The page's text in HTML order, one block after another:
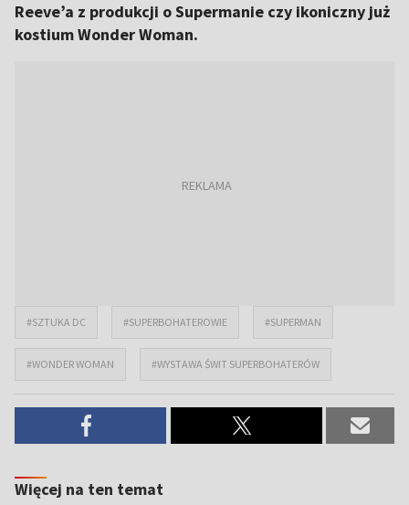
Reeve’a z produkcji o Supermanie czy ikoniczny już
kostium Wonder Woman.
#SZTUKA DC #SUPERBOHATEROWIE #SUPERMAN
#WONDER WOMAN #WYSTAWA ŚWIT SUPERBOHATERÓW
Więcej na ten temat